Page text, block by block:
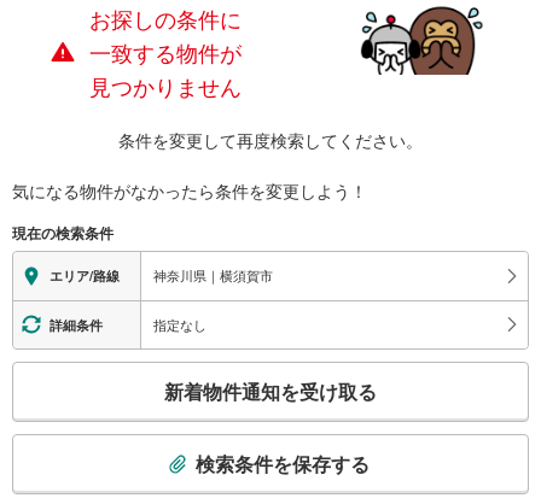
お探しの条件に
一致する物件が
見つかりません
条件を変更して再度検索してください。
気になる物件がなかったら条件を変更しよう！
現在の検索条件
エリア/路線 神奈川県｜横須賀市
詳細条件 指定なし
検
新着物件通知を受け取る
検索条件を保存する